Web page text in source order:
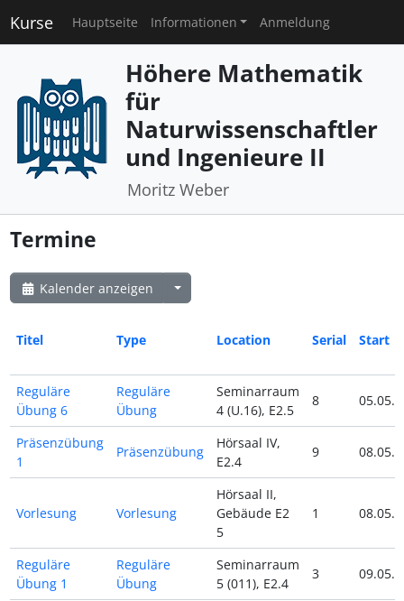
Kurse Hauptseite Informationen Anmeldung
Höhere Mathematik
für
Naturwissenschaftler
und Ingenieure II
Moritz Weber
Termine
Kalender anzeigen
Titel Type Location Serial Start
Reguläre
Übung 6
Reguläre
Übung
Seminarraum
4 (U.16), E2.5
8
Präsenzübung
1
Präsenzübung
Hörsaal IV,
E2.4
9
Vorlesung Vorlesung
Hörsaal II,
Gebäude E2
5
1
Reguläre
Übung 1
Reguläre
Übung
Seminarraum
5 (011), E2.4
3